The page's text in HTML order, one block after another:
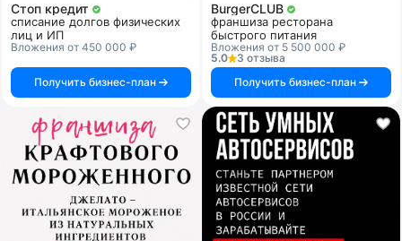
Стоп кредит
списание долгов физических
лиц и ИП
Вложения от 450 000 ₽
Получить бизнес-план
BurgerCLUB
франшиза ресторана
быстрого питания
Вложения от 5 500 000 ₽
5.0
3 отзыва
Получить бизнес-план